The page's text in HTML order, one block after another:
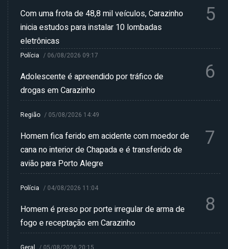
Com uma frota de 48,8 mil veículos, Carazinho
inicia estudos para instalar 10 lombadas
eletrônicas
5
Polícia / 06/08/2026 09:17
Adolescente é apreendido por tráfico de
drogas em Carazinho
6
Região / 05/08/2026 14:49
Homem fica ferido em acidente com moedor de
cana no interior de Chapada e é transferido de
avião para Porto Alegre
7
Polícia / 04/08/2026 11:04
Homem é preso por porte irregular de arma de
fogo e receptação em Carazinho
8